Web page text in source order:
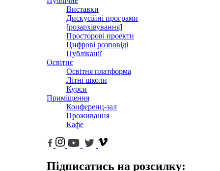
Виставки
Дискусійні програми
[розархівування]
Просторові проекти
Цифрові розповіді
Публікації
Освітнє
Освітня платформа
Літні школи
Курси
Приміщення
Конференц-зал
Проживання
Кафе
Підписатись на розсилку: